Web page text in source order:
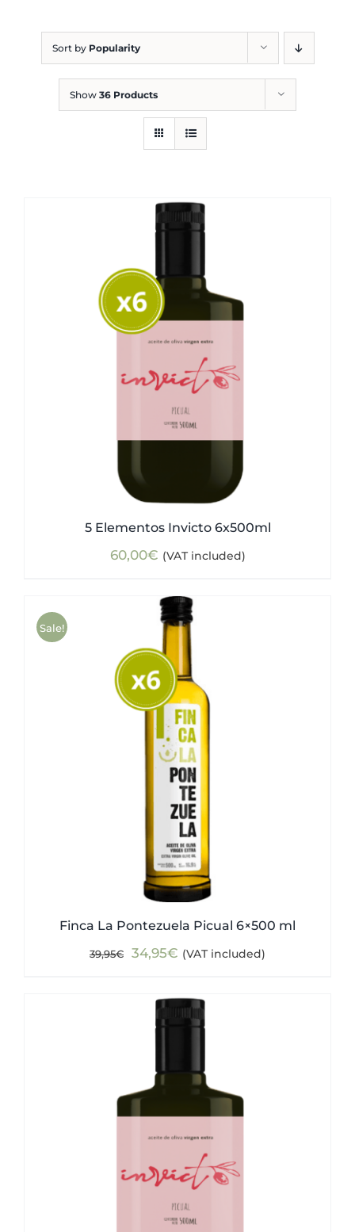
Sort by Popularity
Show 36 Products
5 Elementos Invicto 6x500ml
60,00€ (VAT included)
Sale!
Finca La Pontezuela Picual 6×500 ml
39,95€
Original
was:
39,95€.
34,95€ Current
is:
34,95€.
(VAT included)